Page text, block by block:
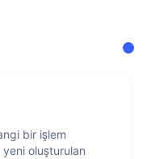
bir işlem
oluşturulan